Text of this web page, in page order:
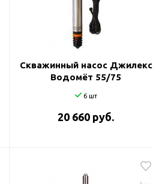
Скважинный насос Джилекс
Водомёт 55/75
6 шт
20 660 руб.